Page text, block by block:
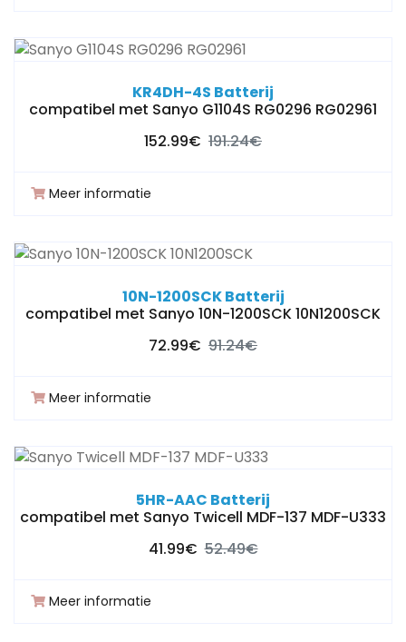
KR4DH-4S Batterij
compatibel met Sanyo G1104S RG0296 RG02961
152.99€ 191.24€
Meer informatie
10N-1200SCK Batterij
compatibel met Sanyo 10N-1200SCK 10N1200SCK
72.99€ 91.24€
Meer informatie
5HR-AAC Batterij
compatibel met Sanyo Twicell MDF-137 MDF-U333
41.99€ 52.49€
Meer informatie